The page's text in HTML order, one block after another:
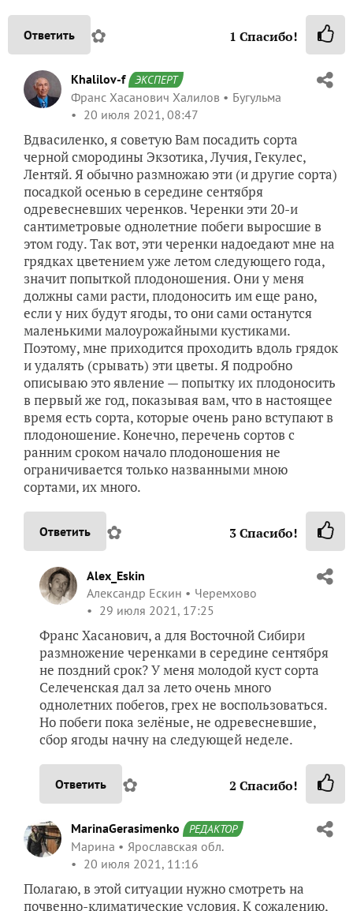
Ответить ✿ 1 Спасибо!
Khalilov-f ЭКСПЕРТ
Франс Хасанович Халилов
Бугульма
20 июля 2021, 08:47
Вдвасиленко, я советую Вам посадить сорта
черной смородины Экзотика, Лучия, Гекулес,
Лентяй. Я обычно размножаю эти (и другие сорта)
посадкой осенью в середине сентября
одревесневших черенков. Черенки эти 20-и
сантиметровые однолетние побеги выросшие в
этом году. Так вот, эти черенки надоедают мне на
грядках цветением уже летом следующего года,
значит попыткой плодоношения. Они у меня
должны сами расти, плодоносить им еще рано,
если у них будут ягоды, то они сами останутся
маленькими малоурожайными кустиками.
Поэтому, мне приходится проходить вдоль грядок
и удалять (срывать) эти цветы. Я подробно
описываю это явление — попытку их плодоносить
в первый же год, показывая вам, что в настоящее
время есть сорта, которые очень рано вступают в
плодоношение. Конечно, перечень сортов с
ранним сроком начало плодоношения не
ограничивается только названными мною
сортами, их много.
Ответить ✿ 3Спасибо!
Alex_Eskin
Александр Ескин
Черемхово
29 июля 2021, 17:25
Франс Хасанович, а для Восточной Сибири
размножение черенками в середине сентября
не поздний срок? У меня молодой куст сорта
Селеченская дал за лето очень много
однолетних побегов, грех не воспользоваться.
Но побеги пока зелёные, не одревесневшие,
сбор ягоды начну на следующей неделе.
Ответить ✿ 2 Спасибо!
MarinaGerasimenko РЕДАКТОР
Марина
Ярославская обл.
20 июля 2021, 11:16
Полагаю, в этой ситуации нужно смотреть на
почвенно-климатические условия. К сожалению,